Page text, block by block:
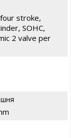
stroke,
SOHC,
2 valve per